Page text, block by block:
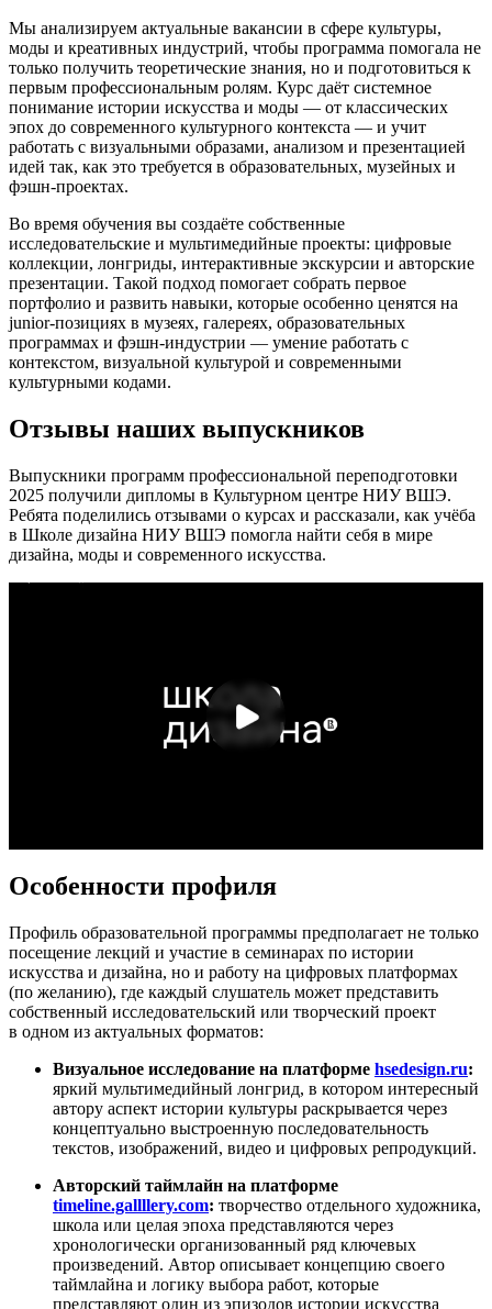
Мы анализируем актуальные вакансии в сфере культуры,
моды и креативных индустрий, чтобы программа помогала не
только получить теоретические знания, но и подготовиться к
первым профессиональным ролям. Курс даёт системное
понимание истории искусства и моды — от классических
эпох до современного культурного контекста — и учит
работать с визуальными образами, анализом и презентацией
идей так, как это требуется в образовательных, музейных и
фэшн-проектах.
Во время обучения вы создаёте собственные
исследовательские и мультимедийные проекты: цифровые
коллекции, лонгриды, интерактивные экскурсии и авторские
презентации. Такой подход помогает собрать первое
портфолио и развить навыки, которые особенно ценятся на
junior-позициях в музеях, галереях, образовательных
программах и фэшн-индустрии — умение работать с
контекстом, визуальной культурой и современными
культурными кодами.
Отзывы наших выпускников
Выпускники программ профессиональной переподготовки
2025 получили дипломы в Культурном центре НИУ ВШЭ.
Ребята поделились отзывами о курсах и рассказали, как учёба
в Школе дизайна НИУ ВШЭ помогла найти себя в мире
дизайна, моды и современного искусства.
Особенности профиля
Профиль образовательной программы предполагает не только
посещение лекций и участие в семинарах по истории
искусства и дизайна, но и работу на цифровых платформах
(по желанию), где каждый слушатель может представить
собственный исследовательский или творческий проект
в одном из актуальных форматов:
Визуальное исследование на платформе hsedesign.ru:
яркий мультимедийный лонгрид, в котором интересный
автору аспект истории культуры раскрывается через
концептуально выстроенную последовательность
текстов, изображений, видео и цифровых репродукций.
Авторский таймлайн на платформе
timeline.gallllery.com: творчество отдельного художника,
школа или целая эпоха представляются через
хронологически организованный ряд ключевых
произведений. Автор описывает концепцию своего
таймлайна и логику выбора работ, которые
представляют один из эпизодов истории искусства